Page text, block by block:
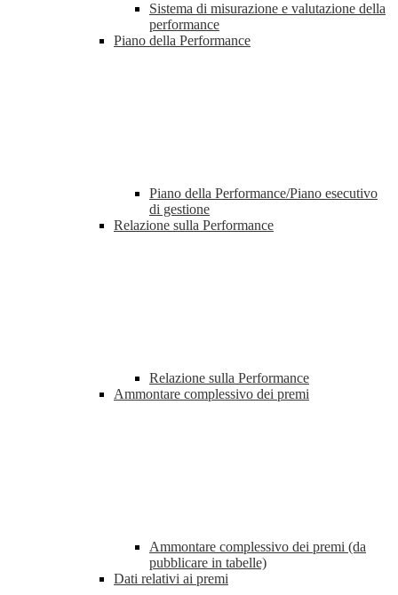
Sistema di misurazione e valutazione della
performance
Piano della Performance
Piano della Performance/Piano esecutivo
di gestione
Relazione sulla Performance
Relazione sulla Performance
Ammontare complessivo dei premi
Ammontare complessivo dei premi (da
pubblicare in tabelle)
Dati relativi ai premi